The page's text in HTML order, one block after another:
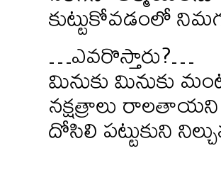
కుట్టుకోవడంలో
…ఎవరొస్తారు?…
మినుకు మినుకు
నక్షత్రాలు రాలతాయని
దోసిలి పట్టుకుని